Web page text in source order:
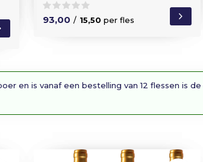
93,00 / 15,50 per fles
en is vanaf een bestelling van 12 flessen is de